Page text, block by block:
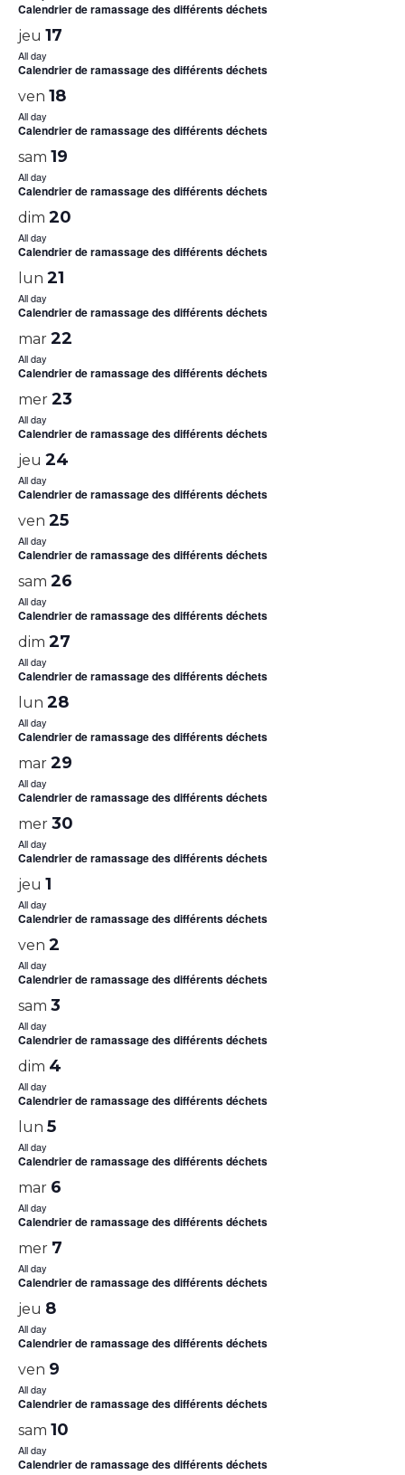
Calendrier de ramassage des différents déchets
jeu 17
All day
Calendrier de ramassage des différents déchets
ven 18
All day
Calendrier de ramassage des différents déchets
sam 19
All day
Calendrier de ramassage des différents déchets
dim 20
All day
Calendrier de ramassage des différents déchets
lun 21
All day
Calendrier de ramassage des différents déchets
mar 22
All day
Calendrier de ramassage des différents déchets
mer 23
All day
Calendrier de ramassage des différents déchets
jeu 24
All day
Calendrier de ramassage des différents déchets
ven 25
All day
Calendrier de ramassage des différents déchets
sam 26
All day
Calendrier de ramassage des différents déchets
dim 27
All day
Calendrier de ramassage des différents déchets
lun 28
All day
Calendrier de ramassage des différents déchets
mar 29
All day
Calendrier de ramassage des différents déchets
mer 30
All day
Calendrier de ramassage des différents déchets
jeu 1
All day
Calendrier de ramassage des différents déchets
ven 2
All day
Calendrier de ramassage des différents déchets
sam 3
All day
Calendrier de ramassage des différents déchets
dim 4
All day
Calendrier de ramassage des différents déchets
lun 5
All day
Calendrier de ramassage des différents déchets
mar 6
All day
Calendrier de ramassage des différents déchets
mer 7
All day
Calendrier de ramassage des différents déchets
jeu 8
All day
Calendrier de ramassage des différents déchets
ven 9
All day
Calendrier de ramassage des différents déchets
sam 10
All day
Calendrier de ramassage des différents déchets